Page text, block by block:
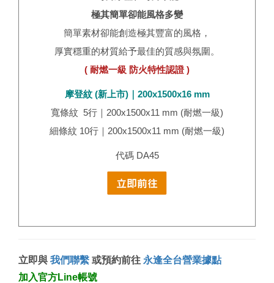
極其簡單卻能風格多變
簡單素材卻能創造極其豐富的風格，
厚實穩重的材質給予最佳的質感與氛圍。
( 耐燃一級 防火特性認證 )
摩登紋 (新上市)｜200x1500x16 mm
寬條紋 5行｜200x1500x11 mm​ (耐燃一級)
細條紋 10行｜200x1500x11 mm​ (耐燃一級)
代碼 DA45
立即與 我們聯繫 或預約前往 永逢全台營業據點
加入官方Line帳號